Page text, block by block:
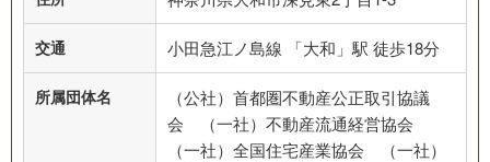
交通 小田急江ノ島線 「大和」駅 徒歩18分
所属団体名
（公社）首都圏不動産公正取引協議
会 （一社）不動産流通経営協会
（一社）全国住宅産業協会 （一社）